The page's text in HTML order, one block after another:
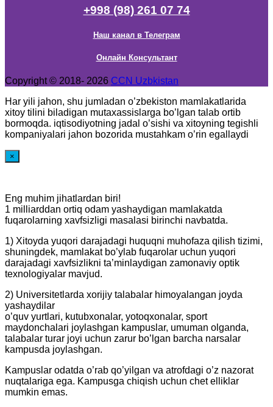
+998 (98) 261 07 74
Наш канал в Телеграм
Онлайн Консультант
Copyright © 2018- 2026 CCN Uzbkistan
Har yili jahon, shu jumladan o’zbekiston mamlakatlarida
xitoy tilini biladigan mutaxassislarga bo’lgan talab ortib
bormoqda. iqtisodiyotning jadal o’sishi va xitoyning tegishli
kompaniyalari jahon bozorida mustahkam o’rin egallaydi
×
Eng muhim jihatlardan biri!
1 milliarddan ortiq odam yashaydigan mamlakatda
fuqarolarning xavfsizligi masalasi birinchi navbatda.
1) Xitoyda yuqori darajadagi huquqni muhofaza qilish tizimi,
shuningdek, mamlakat bo’ylab fuqarolar uchun yuqori
darajadagi xavfsizlikni ta’minlaydigan zamonaviy optik
texnologiyalar mavjud.
2) Universitetlarda xorijiy talabalar himoyalangan joyda
yashaydilar
o’quv yurtlari, kutubxonalar, yotoqxonalar, sport
maydonchalari joylashgan kampuslar, umuman olganda,
talabalar turar joyi uchun zarur bo’lgan barcha narsalar
kampusda joylashgan.
Kampuslar odatda o’rab qo’yilgan va atrofdagi o’z nazorat
nuqtalariga ega. Kampusga chiqish uchun chet elliklar
mumkin emas.